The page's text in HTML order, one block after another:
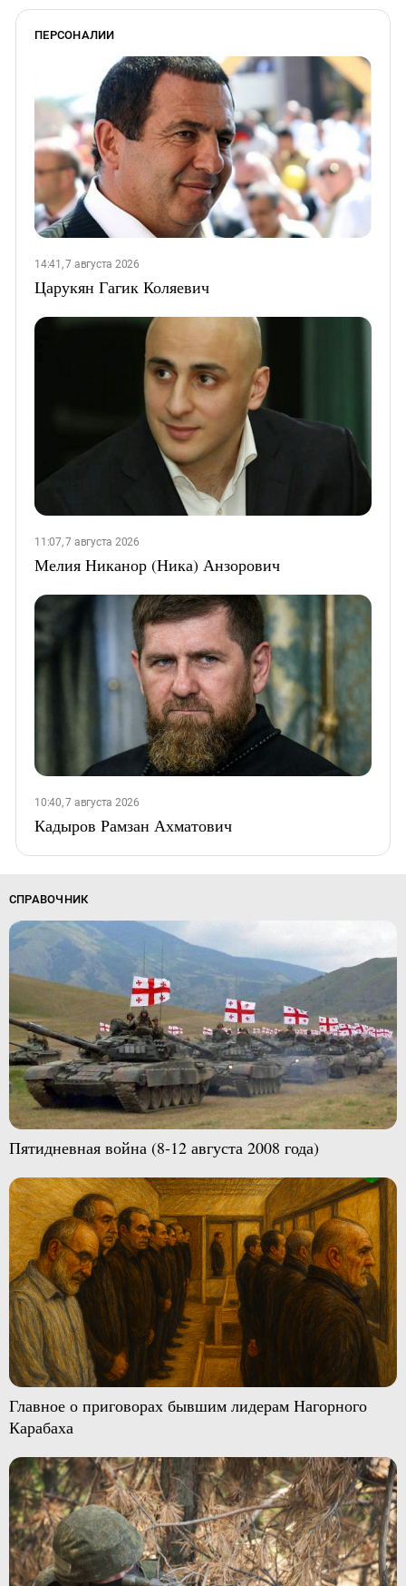
ПЕРСОНАЛИИ
14:41, 7 августа 2026
Царукян Гагик Коляевич
11:07, 7 августа 2026
Мелия Никанор (Ника) Анзорович
10:40, 7 августа 2026
Кадыров Рамзан Ахматович
СПРАВОЧНИК
Пятидневная война (8-12 августа 2008 года)
Главное о приговорах бывшим лидерам Нагорного
Карабаха